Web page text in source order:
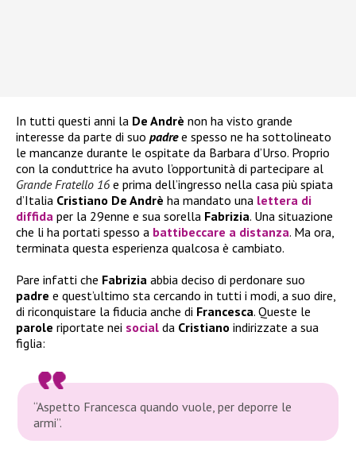
In tutti questi anni la De Andrè non ha visto grande
interesse da parte di suo padree spesso ne ha sottolineato
le mancanze durante le ospitate da Barbara d’Urso. Proprio
con la conduttrice ha avuto l’opportunità di partecipare al
Grande Fratello 16 e prima dell’ingresso nella casa più spiata
d’Italia Cristiano De Andrè ha mandato una lettera di
diffida per la 29enne e sua sorella Fabrizia. Una situazione
che li ha portati spesso a battibeccare a distanza. Ma ora,
terminata questa esperienza qualcosa è cambiato.
Pare infatti che Fabrizia abbia deciso di perdonare suo
padre e quest’ultimo sta cercando in tutti i modi, a suo dire,
di riconquistare la fiducia anche di Francesca. Queste le
parole riportate nei social da Cristiano indirizzate a sua
figlia:
“Aspetto Francesca quando vuole, per deporre le
armi”.